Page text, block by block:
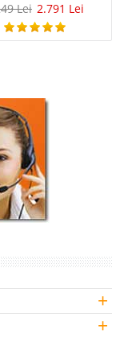
Lei 2.791 Lei
+
+